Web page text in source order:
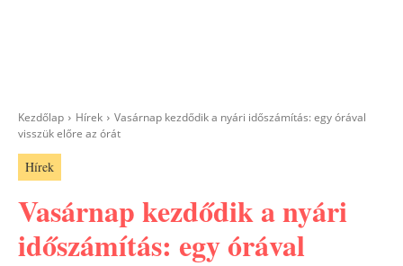
Kezdőlap Hírek
Vasárnap kezdődik a nyári időszámítás: egy órával
visszük előre az órát
Hírek
Vasárnap kezdődik a nyári
időszámítás: egy órával